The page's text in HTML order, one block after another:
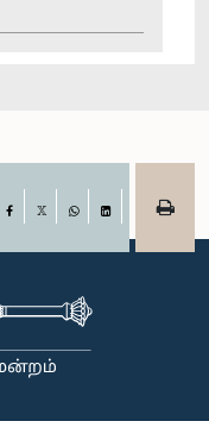
Facebook